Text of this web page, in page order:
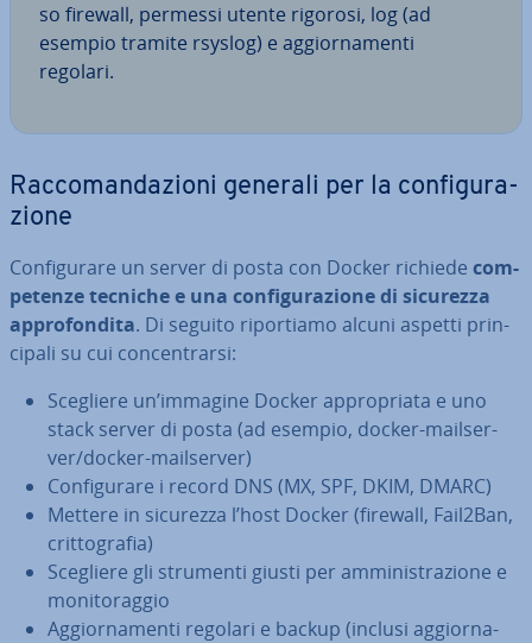
so firewall, permessi utente rigorosi, log (ad
esempio tramite rsyslog) e ag­gior­na­men­ti
regolari.
Rac­co­man­da­zio­ni generali per la con­fi­gu­ra­
zio­ne
Con­fi­gu­ra­re un server di posta con Docker richiede com­
pe­ten­ze tecniche e una con­fi­gu­ra­zio­ne di sicurezza
ap­pro­fon­di­ta. Di seguito ri­por­tia­mo alcuni aspetti prin­
ci­pa­li su cui con­cen­trar­si:
Scegliere un’immagine Docker ap­pro­pria­ta e uno
stack server di posta (ad esempio, docker-mail­ser­
ver/docker-mail­ser­ver)
Con­fi­gu­ra­re i record DNS (MX, SPF, DKIM, DMARC)
Mettere in sicurezza l’host Docker (firewall, Fail2Ban,
crit­to­gra­fia)
Scegliere gli strumenti giusti per am­mi­ni­stra­zio­ne e
mo­ni­to­rag­gio
Ag­gior­na­men­ti regolari e backup (inclusi ag­gior­na­